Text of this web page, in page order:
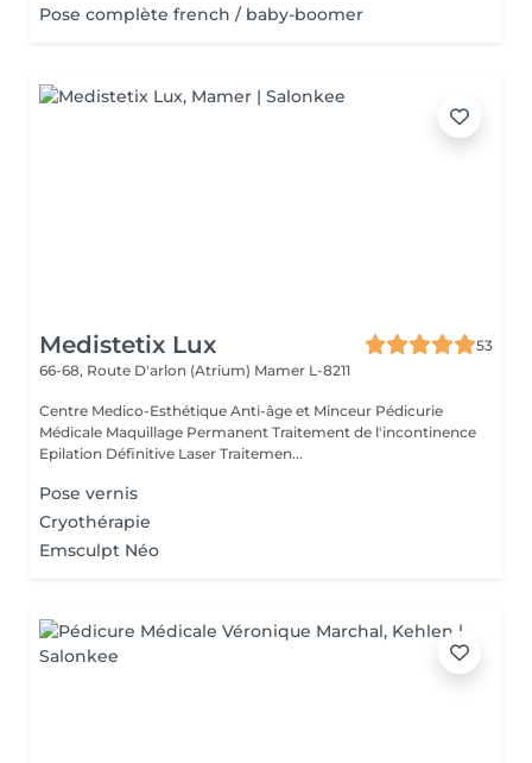
Pose complète french / baby-boomer
Medistetix Lux
53
66-68, Route D'arlon (Atrium) Mamer L-8211
Centre Medico-Esthétique Anti-âge et Minceur Pédicurie
Médicale Maquillage Permanent Traitement de l'incontinence
Epilation Définitive Laser Traitemen...
Pose vernis
Cryothérapie
Emsculpt Néo